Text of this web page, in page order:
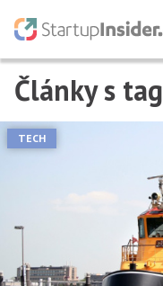
Články s
TECH
Předchozí